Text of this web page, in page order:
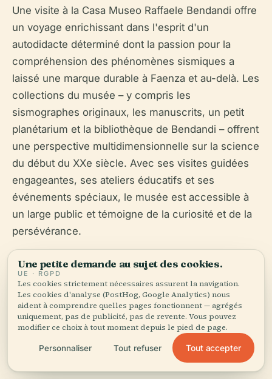
Une visite à la Casa Museo Raffaele Bendandi offre
un voyage enrichissant dans l'esprit d'un
autodidacte déterminé dont la passion pour la
compréhension des phénomènes sismiques a
laissé une marque durable à Faenza et au-delà. Les
collections du musée – y compris les
sismographes originaux, les manuscrits, un petit
planétarium et la bibliothèque de Bendandi – offrent
une perspective multidimensionnelle sur la science
du début du XXe siècle. Avec ses visites guidées
engageantes, ses ateliers éducatifs et ses
événements spéciaux, le musée est accessible à
un large public et témoigne de la curiosité et de la
persévérance.
Pour optimiser votre expérience, consultez les
horaires d'ouverture actuels, réservez votre visite
et explorez les attractions voisines. Pour plus de
ressources, téléchargez l'application Audiala et
suivez la Casa Museo Raffaele Bendandi sur les
réseaux sociaux pour des mises à jour et du
Une petite demande au sujet des cookies.
UE · RGPD
Les cookies strictement nécessaires assurent la navigation.
Les cookies d'analyse (PostHog, Google Analytics) nous
aident à comprendre quelles pages fonctionnent — agrégés
uniquement, pas de publicité, pas de revente. Vous pouvez
modifier ce choix à tout moment depuis le pied de page.
Personnaliser Tout refuser Tout accepter